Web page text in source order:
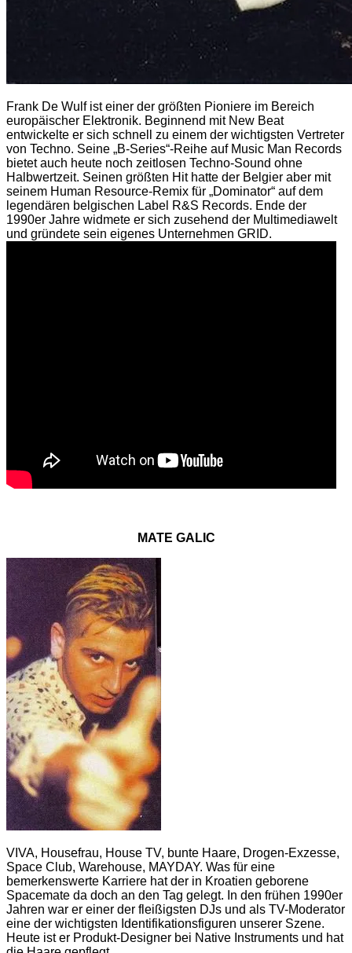
Frank De Wulf ist einer der größten Pioniere im Bereich
europäischer Elektronik. Beginnend mit New Beat
entwickelte er sich schnell zu einem der wichtigsten Vertreter
von Techno. Seine „B-Series“-Reihe auf Music Man Records
bietet auch heute noch zeitlosen Techno-Sound ohne
Halbwertzeit. Seinen größten Hit hatte der Belgier aber mit
seinem Human Resource-Remix für „Dominator“ auf dem
legendären belgischen Label R&S Records. Ende der
1990er Jahre widmete er sich zusehend der Multimediawelt
und gründete sein eigenes Unternehmen GRID.
MATE GALIC
VIVA, Housefrau, House TV, bunte Haare, Drogen-Exzesse,
Space Club, Warehouse, MAYDAY. Was für eine
bemerkenswerte Karriere hat der in Kroatien geborene
Spacemate da doch an den Tag gelegt. In den frühen 1990er
Jahren war er einer der fleißigsten DJs und als TV-Moderator
eine der wichtigsten Identifikationsfiguren unserer Szene.
Heute ist er Produkt-Designer bei Native Instruments und hat